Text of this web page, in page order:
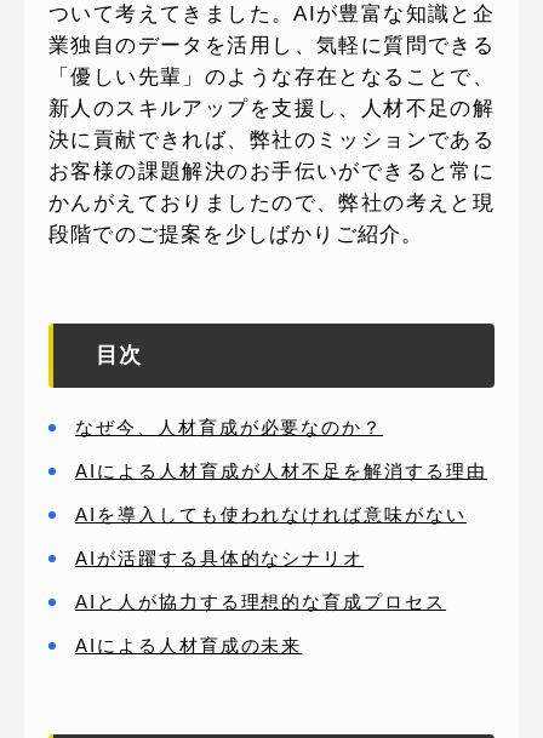
電話でお問い合わせ
月〜金曜10:00 〜 19:00 ( 土日祝定休 )
ついて考えてきました。AIが豊富な知識と企
業独自のデータを活用し、気軽に質問できる
「優しい先輩」のような存在となることで、
新人のスキルアップを支援し、人材不足の解
決に貢献できれば、弊社のミッションである
お客様の課題解決のお手伝いができると常に
かんがえておりましたので、弊社の考えと現
段階でのご提案を少しばかりご紹介。
目次
なぜ今、人材育成が必要なのか？
AIによる人材育成が人材不足を解消する理由
AIを導入しても使われなければ意味がない
AIが活躍する具体的なシナリオ
AIと人が協力する理想的な育成プロセス
AIによる人材育成の未来